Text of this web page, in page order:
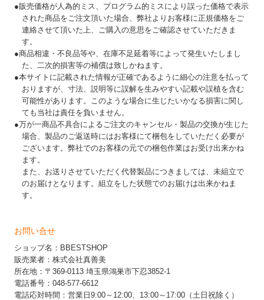
●販売価格が人為的ミス、プログラム的ミスにより誤った価格で表示
された商品をご注文頂いた場合、弊社よりお客様に正規価格をご
連絡させて頂いた上、ご購入の意思をご確認させていただきま
す。
●商品相違・不良品等や、在庫不足延着等によって発生いたしまし
た、二次的損害等の補償は致しかねます。
●本サイトに記載された情報が正確であるように細心の注意を払って
おりますが、寸法、説明等に誤解を生みやすい記載や誤植を含む
可能性があります。このような場合に生じたいかなる損害に関し
ても当社は責任を負いません。
●万が一商品不具合によるご注文のキャンセル・製品の交換が生じた
場合、製品のご返送時にはお客様にて梱包をしていただく必要が
ございます。弊社でのお客様の元での梱包作業はお受け出来かね
ます。
また、お送りさせていただく代替製品につきましては、未組立で
のお届けとなります。組立をした状態でのお届けは出来かねま
す。
お問い合せ
ショップ名：BBESTSHOP
販売業者：株式会社真善美
所在地：〒369-0113 埼玉県鴻巣市下忍3852-1
電話番号：048-577-6612
電話応対時間：営業日9:00～12:00、13:00～17:00（土日祝除く）